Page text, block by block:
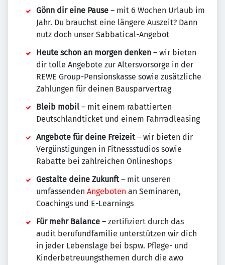
Gönn dir eine Pause – mit 6 Wochen Urlaub im
Jahr. Du brauchst eine längere Auszeit? Dann
nutz doch unser Sabbatical-Angebot
Heute schon an morgen denken – wir bieten
dir tolle Angebote zur Altersvorsorge in der
REWE Group-Pensionskasse sowie zusätzliche
Zahlungen für deinen Bausparvertrag
Bleib mobil – mit einem rabattierten
Deutschlandticket und einem Fahrradleasing
Angebote für deine Freizeit– wir bieten dir
Vergünstigungen in Fitnessstudios sowie
Rabatte bei zahlreichen Onlineshops
Gestalte deine Zukunft– mit unseren
umfassenden Angeboten an Seminaren,
Coachings und E-Learnings
Für mehr Balance – zertifiziert durch das
audit berufundfamilie unterstützen wir dich
in jeder Lebenslage bei bspw. Pflege- und
Kinderbetreuungsthemen durch die awo